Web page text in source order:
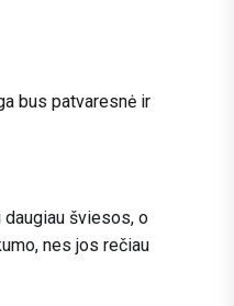
bus patvaresnė ir
šviesos, o
nes jos rečiau